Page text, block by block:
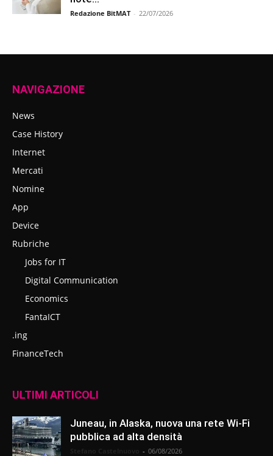
Redazione BitMAT - 22/07/2026
NAVIGAZIONE
News
Case History
Internet
Mercati
Nomine
App
Device
Rubriche
Jobs for IT
Digital Communication
Economics
FantaICT
.ing
FinanceTech
ULTIMI ARTICOLI
Juneau, in Alaska, nuova una rete Wi-Fi
pubblica ad alta densità
- 06/08/2026